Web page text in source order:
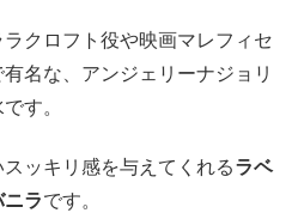
クロフト役や映画マレフィセ
名な、アンジェリーナジョリ
す。
ッキリ感を与えてくれるラベ
ニラです。